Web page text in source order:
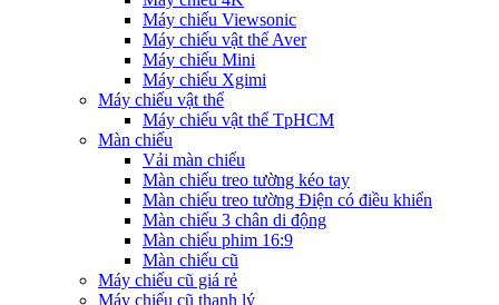
Máy chiếu Viewsonic
Máy chiếu vật thể Aver
Máy chiếu Mini
Máy chiếu Xgimi
Máy chiếu vật thể
Máy chiếu vật thể TpHCM
Màn chiếu
Vải màn chiếu
Màn chiếu treo tường kéo tay
Màn chiếu treo tường Điện có điều khiển
Màn chiếu 3 chân di động
Màn chiếu phim 16:9
Màn chiếu cũ
Máy chiếu cũ giá rẻ
Máy chiếu cũ thanh lý